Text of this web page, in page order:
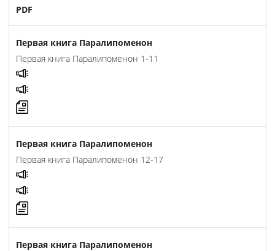
PDF
Первая книга Паралипоменон
Первая книга Паралипоменон 1-11
Первая книга Паралипоменон
Первая книга Паралипоменон 12-17
Первая книга Паралипоменон